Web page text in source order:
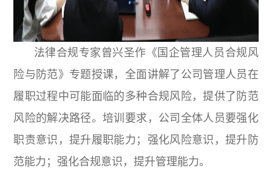
法律合规专家曾兴圣作《国企管理人员合规风
险与防范》专题授课，全面讲解了公司管理人员在
履职过程中可能面临的多种合规风险，提供了防范
风险的解决路径。培训要求，公司全体人员要强化
职责意识，提升履职能力；强化风险意识，提升防
范能力；强化合规意识，提升管理能力。